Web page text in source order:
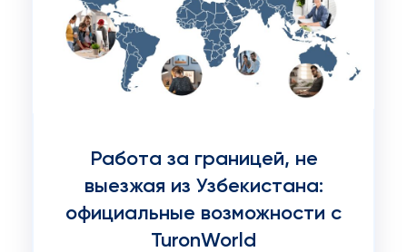
Работа за границей, не
выезжая из Узбекистана:
официальные возможности с
TuronWorld